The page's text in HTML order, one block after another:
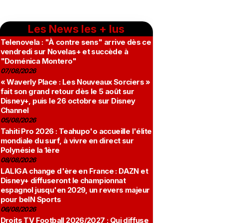
Les News les + lus
Telenovela : "À contre sens" arrive dès ce
vendredi sur Novelas+ et succède à
"Doménica Montero"
07/08/2026
« Waverly Place : Les Nouveaux Sorciers »
fait son grand retour dès le 5 août sur
Disney+, puis le 26 octobre sur Disney
Channel
05/08/2026
Tahiti Pro 2026 : Teahupo'o accueille l'élite
mondiale du surf, à vivre en direct sur
Polynésie la 1ère
08/08/2026
LALIGA change d'ère en France : DAZN et
Disney+ diffuseront le championnat
espagnol jusqu'en 2029, un revers majeur
pour beIN Sports
06/08/2026
Droits TV Football 2026/2027 : Qui diffuse